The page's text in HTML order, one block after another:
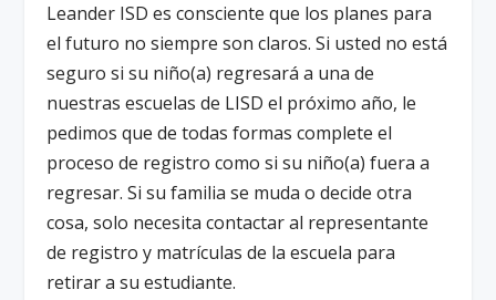
Leander ISD es consciente que los planes para
el futuro no siempre son claros. Si usted no está
seguro si su niño(a) regresará a una de
nuestras escuelas de LISD el próximo año, le
pedimos que de todas formas complete el
proceso de registro como si su niño(a) fuera a
regresar. Si su familia se muda o decide otra
cosa, solo necesita contactar al representante
de registro y matrículas de la escuela para
retirar a su estudiante.